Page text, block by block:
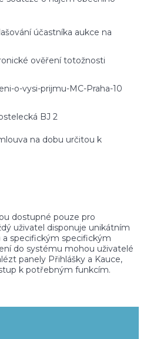
účastníka aukce na
ověření totožnosti
o-vysi-prijmu-MC-Praha-10
BJ 2
na dobu určitou k
dostupné pouze pro
uživatel disponuje unikátním
a specifickým specifickým
do systému mohou uživatelé
panely Přihlášky a Kauce,
k potřebným funkcím.